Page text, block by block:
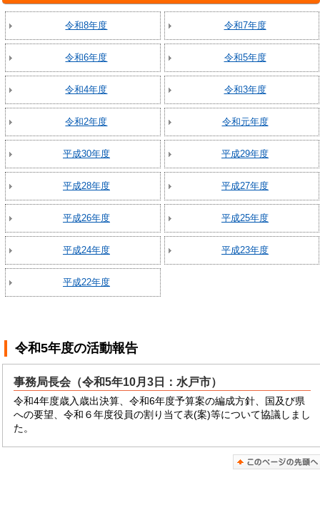
令和8年度 令和7年度
令和6年度 令和5年度
令和4年度 令和3年度
令和2年度 令和元年度
平成30年度 平成29年度
平成28年度 平成27年度
平成26年度 平成25年度
平成24年度 平成23年度
平成22年度
令和5年度の活動報告
事務局長会（令和5年10月3日：水戸市）
令和4年度歳入歳出決算、令和6年度予算案の編成方針、国及び県
への要望、令和６年度役員の割り当て表(案)等について協議しまし
た。